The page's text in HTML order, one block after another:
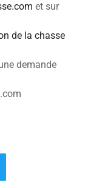
et sur
de la chasse
demande